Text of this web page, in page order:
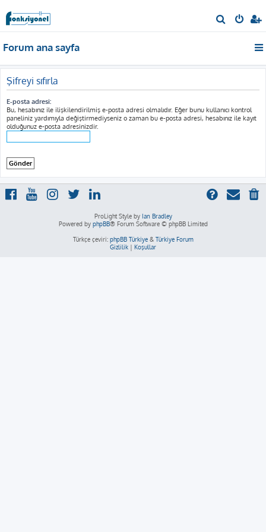
r
Forum ana sayfa
Şifreyi sıfırla
E-posta adresi:
Bu, hesabınız ile ilişkilendirilmiş e-posta adresi olmalıdır. Eğer bunu kullanıcı kontrol
paneliniz yardımıyla değiştirmediyseniz o zaman bu e-posta adresi, hesabınız ile kayıt
olduğunuz e-posta adresinizdir.
ProLight Style by Ian Bradley
Powered by phpBB® Forum Software © phpBB Limited
Türkçe çeviri: phpBB Türkiye& Türkiye Forum
Gizlilik | Koşullar